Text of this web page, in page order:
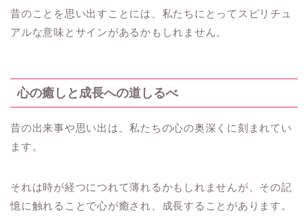
昔のことを思い出すことには、私たちにとってスピリチュ
アルな意味とサインがあるかもしれません。
心の癒しと成長への道しるべ
昔の出来事や思い出は、私たちの心の奥深くに刻まれてい
ます。
それは時が経つにつれて薄れるかもしれませんが、その記
憶に触れることで心が癒され、成長することがあります。